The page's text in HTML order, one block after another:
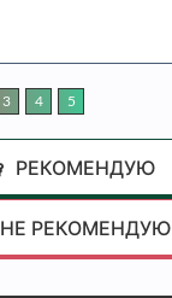
3 4 5
РЕКОМЕНДУЮ
НЕ РЕКОМЕНДУЮ